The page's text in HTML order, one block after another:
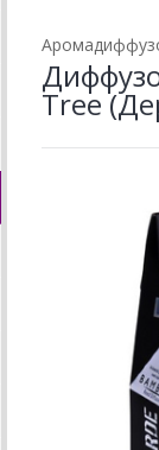
Tree